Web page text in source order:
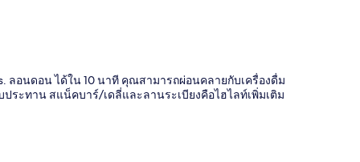
ลอนดอน ได้ใน 10 นาที คุณสามารถผ่อนคลายกับเครื่องดื่ม
ระทาน สแน็คบาร์/เดลี่และลานระเบียงคือไฮไลท์เพิ่มเติม